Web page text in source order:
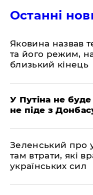
Останні
Яковина назвав
та його режим,
близький кінець
У Путіна не
не піде з
Зеленський про
там втрати, які
українських сил